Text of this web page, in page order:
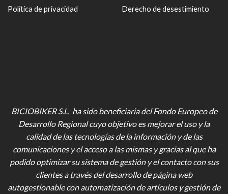
Política de privacidad
Derecho de desestimiento
BICIOBIKER S.L. ha sido beneficiaria del Fondo Europeo de
Desarrollo Regional cuyo objetivo es mejorar el uso y la
calidad de las tecnologías de la información y de las
comunicaciones y el acceso a las mismas y gracias al que ha
podido optimizar su sistema de gestión y el contacto con sus
clientes a través del desarrollo de página web
autogestionable con automatización de artículos y gestión de